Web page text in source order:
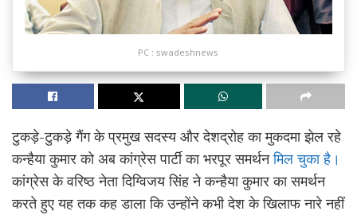
PC : swadeshnews
टुकड़े-टुकड़े गैंग के प्रमुख सदस्य और देशद्रोह का मुकदमा झेल रहे
कन्हैया कुमार को अब कांग्रेस पार्टी का भरपूर समर्थनमिल चुका है।
कांग्रेस के वरिष्ठ नेता दिग्विजय सिंह ने कन्हैया कुमार का समर्थन
करते हुए यह तक कह डाला कि उन्होंने कभी देश के खिलाफ नारे नहीं